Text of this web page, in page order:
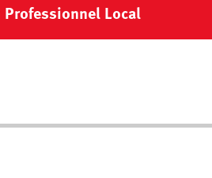
Professionnel Local